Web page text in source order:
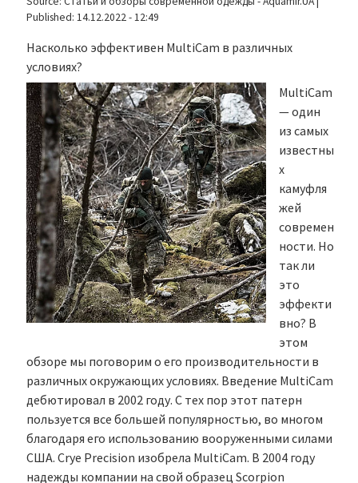
Published: 14.12.2022 - 12:49
Насколько эффективен MultiCam в различных
условиях?
MultiCam
— один
из самых
известны
х
камуфля
жей
современ
ности. Но
так ли
это
эффекти
вно? В
этом
обзоре мы поговорим о его производительности в
различных окружающих условиях. Введение MultiCam
дебютировал в 2002 году. С тех пор этот патерн
пользуется все большей популярностью, во многом
благодаря его использованию вооруженными силами
США. Crye Precision изобрела MultiCam. В 2004 году
надежды компании на свой образец Scorpion